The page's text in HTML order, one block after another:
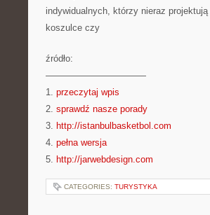
indywidualnych, którzy nieraz
koszulce czy
źródło:
———————————
1. przeczytaj wpis
2. sprawdź nasze porady
3. http://istanbulbasketbol.com
4. pełna wersja
5. http://jarwebdesign.com
CATEGORIES: TURYSTYKA